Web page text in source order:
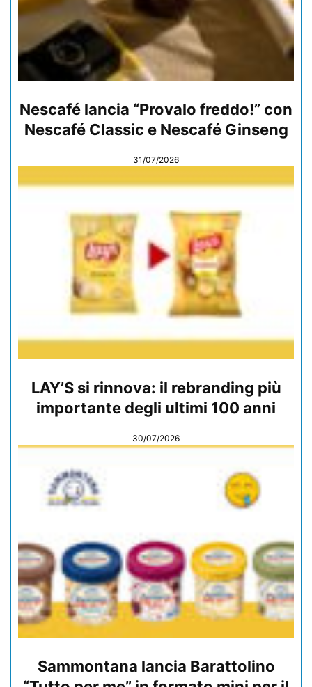
Nescafé lancia “Provalo freddo!” con
Nescafé Classic e Nescafé Ginseng
31/07/2026
LAY’S si rinnova: il rebranding più
importante degli ultimi 100 anni
30/07/2026
Sammontana lancia Barattolino